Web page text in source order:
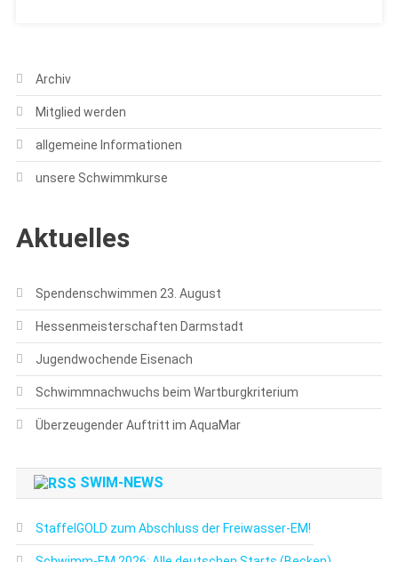
Archiv
Mitglied werden
allgemeine Informationen
unsere Schwimmkurse
Aktuelles
Spendenschwimmen 23. August
Hessenmeisterschaften Darmstadt
Jugendwochende Eisenach
Schwimmnachwuchs beim Wartburgkriterium
Überzeugender Auftritt im AquaMar
SWIM-NEWS
StaffelGOLD zum Abschluss der Freiwasser-EM!